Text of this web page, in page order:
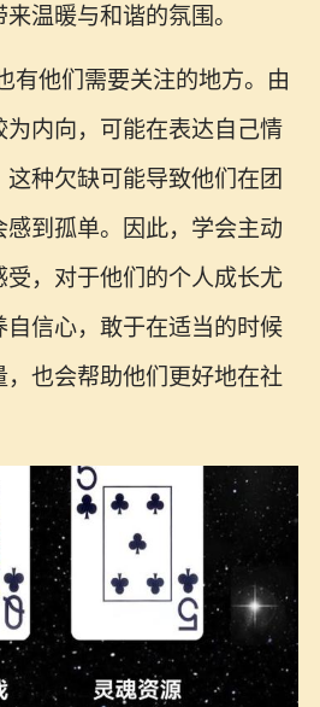
温暖与和谐的氛围。
有他们需要关注的地方。由
为内向，可能在表达自己情
种欠缺可能导致他们在团
感到孤单。因此，学会主动
受，对于他们的个人成长尤
自信心，敢于在适当的时候
也会帮助他们更好地在社